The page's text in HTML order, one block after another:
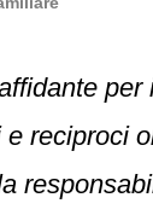
per
reciproci